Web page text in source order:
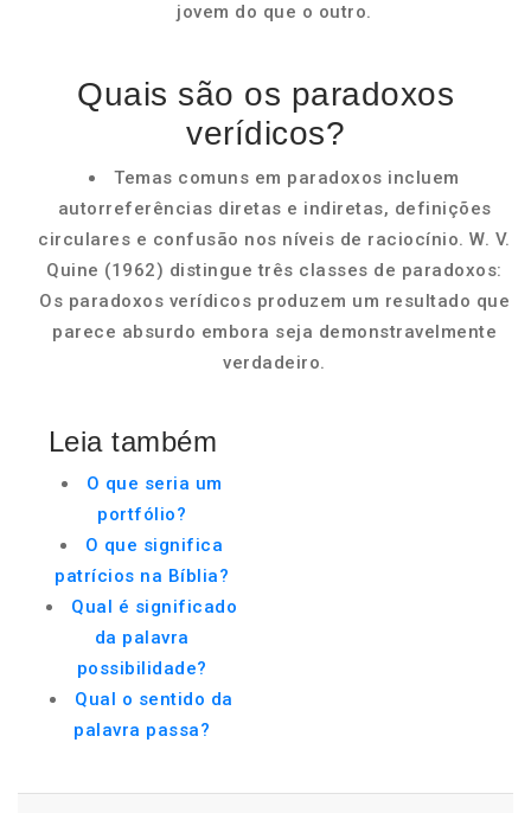
jovem do que o outro.
Quais são os paradoxos
verídicos?
Temas comuns em paradoxos incluem
autorreferências diretas e indiretas, definições
circulares e confusão nos níveis de raciocínio. W. V.
Quine (1962) distingue três classes de paradoxos:
Os paradoxos verídicos produzem um resultado que
parece absurdo embora seja demonstravelmente
verdadeiro.
Leia também
O que seria um
portfólio?
O que significa
patrícios na Bíblia?
Qual é significado
da palavra
possibilidade?
Qual o sentido da
palavra passa?